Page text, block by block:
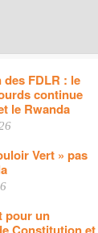
FDLR : le
continue
le Rwanda
Vert » pas
pour un